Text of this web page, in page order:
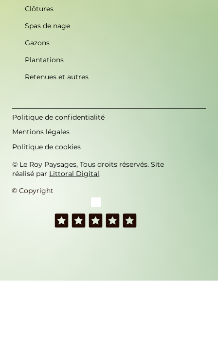
Politique de confidentialité
Mentions légales
Politique de cookies
© Le Roy Paysages, Tous droits réservés.Site
réalisé par Littoral Digital.
© Copyright
Clôtures
Spas de nage
Gazons
Plantations
Retenues et autres